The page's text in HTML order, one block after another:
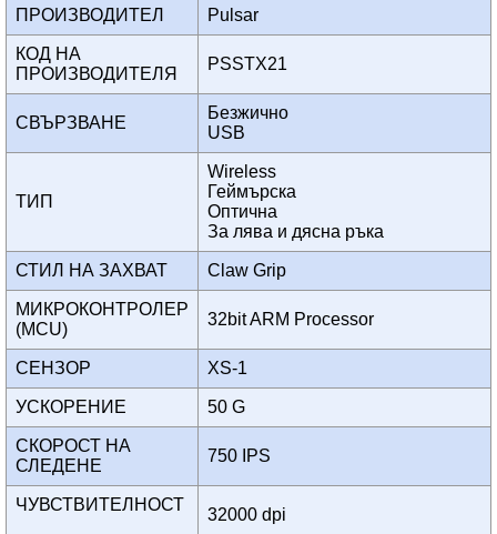
ПРОИЗВОДИТЕЛ Pulsar
КОД НА
ПРОИЗВОДИТЕЛЯ
PSSTX21
СВЪРЗВАНЕ
Безжично
USB
ТИП
Wireless
Геймърска
Оптична
За лява и дясна ръка
СТИЛ НА ЗАХВАТ Claw Grip
МИКРОКОНТРОЛЕР
(MCU)
32bit ARM Processor
СЕНЗОР XS-1
УСКОРЕНИЕ 50 G
СКОРОСТ НА
СЛЕДЕНЕ
750 IPS
ЧУВСТВИТЕЛНОСТ
32000 dpi